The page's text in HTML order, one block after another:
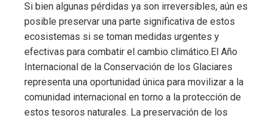
Si bien algunas pérdidas ya son irreversibles, aún es
posible preservar una parte significativa de estos
ecosistemas si se toman medidas urgentes y
efectivas para combatir el cambio climático.El Año
Internacional de la Conservación de los Glaciares
representa una oportunidad única para movilizar a la
comunidad internacional en torno a la protección de
estos tesoros naturales. La preservación de los